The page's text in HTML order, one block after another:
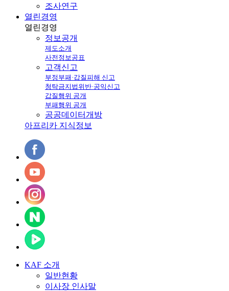
조사연구
열린경영
열린경영
정보공개
제도소개
사전정보공표
고객신고
부정부패·갑질피해 신고
청탁금지법위반·공익신고
갑질행위 공개
부패행위 공개
공공데이터개방
아프리카 지식정보
KAF 소개
일반현황
이사장 인사말